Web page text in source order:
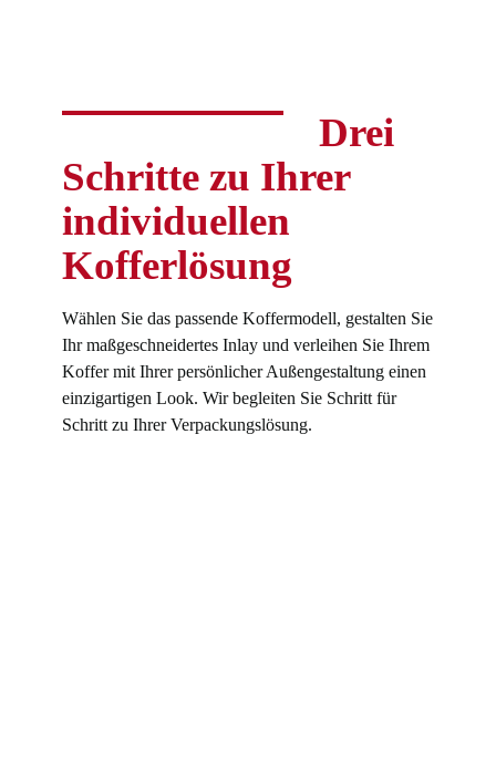
Drei
Schritte zu Ihrer
individuellen
Kofferlösung
Wählen Sie das passende Koffermodell, gestalten Sie
Ihr maßgeschneidertes Inlay und verleihen Sie Ihrem
Koffer mit Ihrer persönlicher Außengestaltung einen
einzigartigen Look. Wir begleiten Sie Schritt für
Schritt zu Ihrer Verpackungslösung.